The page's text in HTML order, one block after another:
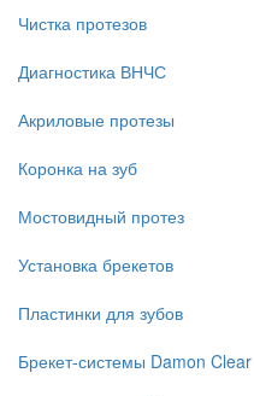
Чистка протезов
Диагностика ВНЧС
Акриловые протезы
Коронка на зуб
Мостовидный протез
Установка брекетов
Пластинки для зубов
Брекет-системы Damon Clear